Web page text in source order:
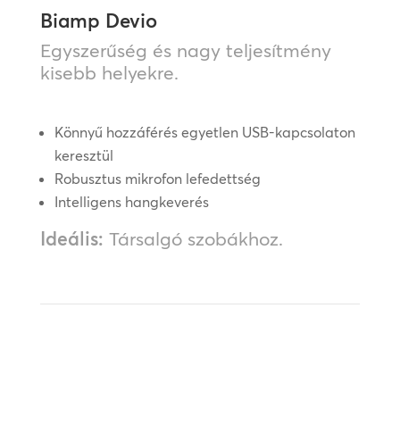
Biamp Devio
Egyszerűség és nagy teljesítmény
kisebb helyekre.
Könnyű hozzáférés egyetlen USB-kapcsolaton
keresztül
Robusztus mikrofon lefedettség
Intelligens hangkeverés
Ideális: Társalgó szobákhoz.